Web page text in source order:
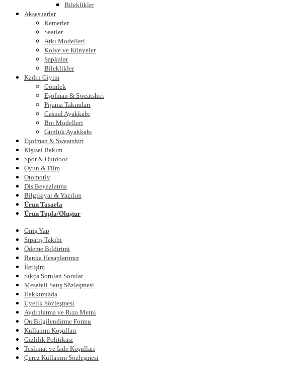
Bileklikler
Aksesuarlar
Kemerler
Saatler
Atkı Modelleri
Kolye ve Künyeler
Şapkalar
Bileklikler
Kadın Giyim
Gömlek
Eşofman & Sweatshirt
Pijama Takımları
Casual Ayakkabı
Bot Modelleri
Günlük Ayakkabı
Eşofman & Sweatshirt
Kişisel Bakım
Spor & Outdoor
Oyun & Film
Otomotiv
Diş Beyazlatma
Bilgisayar & Yazılım
Ürün Tasarla
Ürün Topla/Oluştur
Giriş Yap
Sipariş Takibi
Ödeme Bildirimi
Banka Hesaplarımız
İletişim
Sıkça Sorulan Sorular
Mesafeli Satış Sözleşmesi
Hakkımızda
Üyelik Sözleşmesi
Aydınlatma ve Rıza Metni
Ön Bilgilendirme Formu
Kullanım Koşulları
Gizlilik Politikası
Teslimat ve İade Koşulları
Çerez Kullanım Sözleşmesi